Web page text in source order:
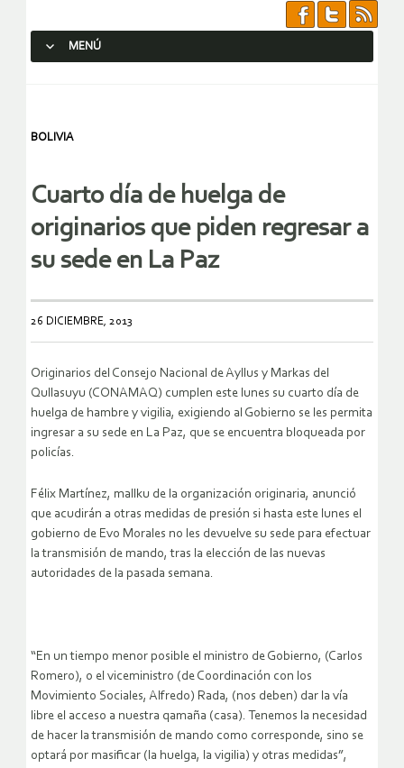
MENÚ
BOLIVIA
Cuarto día de huelga de
originarios que piden regresar a
su sede en La Paz
26 DICIEMBRE, 2013
Originarios del Consejo Nacional de Ayllus y Markas del
Qullasuyu (CONAMAQ) cumplen este lunes su cuarto día de
huelga de hambre y vigilia, exigiendo al Gobierno se les permita
ingresar a su sede en La Paz, que se encuentra bloqueada por
policías.
Félix Martínez, mallku de la organización originaria, anunció
que acudirán a otras medidas de presión si hasta este lunes el
gobierno de Evo Morales no les devuelve su sede para efectuar
la transmisión de mando, tras la elección de las nuevas
autoridades de la pasada semana.
“En un tiempo menor posible el ministro de Gobierno, (Carlos
Romero), o el viceministro (de Coordinación con los
Movimiento Sociales, Alfredo) Rada, (nos deben) dar la vía
libre el acceso a nuestra qamaña (casa). Tenemos la necesidad
de hacer la transmisión de mando como corresponde, sino se
optará por masificar (la huelga, la vigilia) y otras medidas”,